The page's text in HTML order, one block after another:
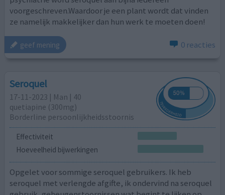
voorgeschreven.Waardoor je een plant wordt dat vinden
ze namelijk makkelijker dan hun werk te moeten doen!
geef mening 0 reacties
Seroquel
17-11-2023 | Man | 40
quetiapine (300mg)
Borderline persoonlijkheidsstoornis
Effectiviteit
Hoeveelheid bijwerkingen
Opgelet voor sommige seroquel gebruikers. Ik heb
seroquel met verlengde afgifte, ik ondervind na seroquel